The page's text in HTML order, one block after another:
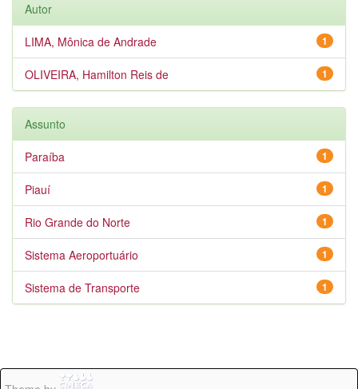
Autor
1
LIMA, Mônica de Andrade
1
OLIVEIRA, Hamilton Reis de
Assunto
1
Paraíba
1
Piauí
1
Rio Grande do Norte
1
Sistema Aeroportuário
1
Sistema de Transporte